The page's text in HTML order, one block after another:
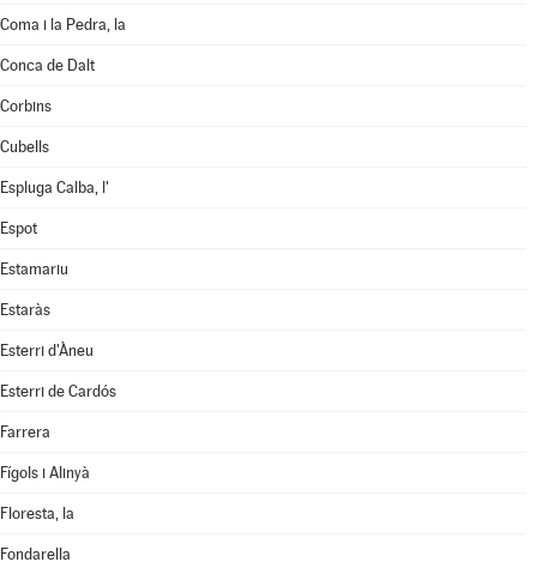
Coma i la Pedra, la
Conca de Dalt
Corbins
Cubells
Espluga Calba, l'
Espot
Estamariu
Estaràs
Esterri d'Àneu
Esterri de Cardós
Farrera
Fígols i Alinyà
Floresta, la
Fondarella